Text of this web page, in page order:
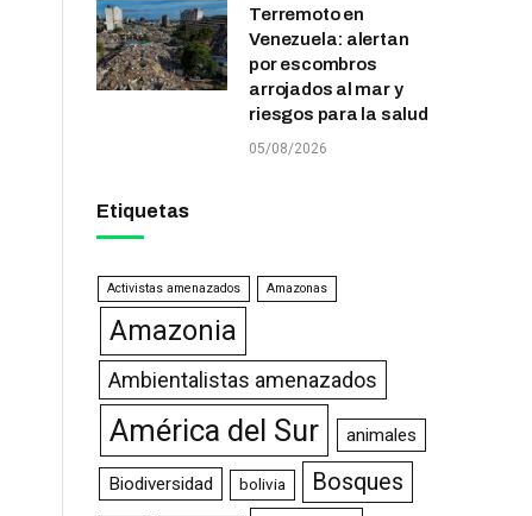
Terremoto en
Venezuela: alertan
por escombros
arrojados al mar y
riesgos para la salud
05/08/2026
Etiquetas
Activistas amenazados Amazonas
Amazonia
Ambientalistas amenazados
América del Sur animales
Biodiversidad bolivia Bosques